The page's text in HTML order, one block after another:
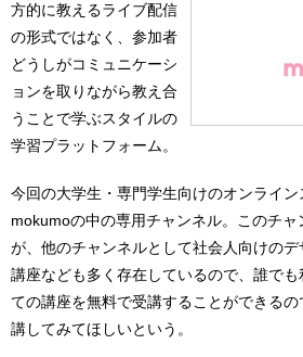
方的に教えるライブ配信
の形式ではなく、参加者
どうしがコミュニケーシ
ョンを取りながら教え合
うことで学ぶスタイルの
学習プラットフォーム。
今回の大学生・専門学生向けのオンライ
mokumoの中の専用チャンネル。このチ
が、他のチャンネルとして社会人向けの
講座なども多く存在しているので、誰で
ての講座を無料で受講することができる
講してみてほしいという。